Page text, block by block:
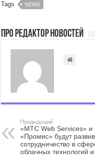
Tags NEWS
Про Редактор Новостей
Предыдущий
«МТС Web Services» и
«Промис» будут
сотрудничество в
облачных технологий